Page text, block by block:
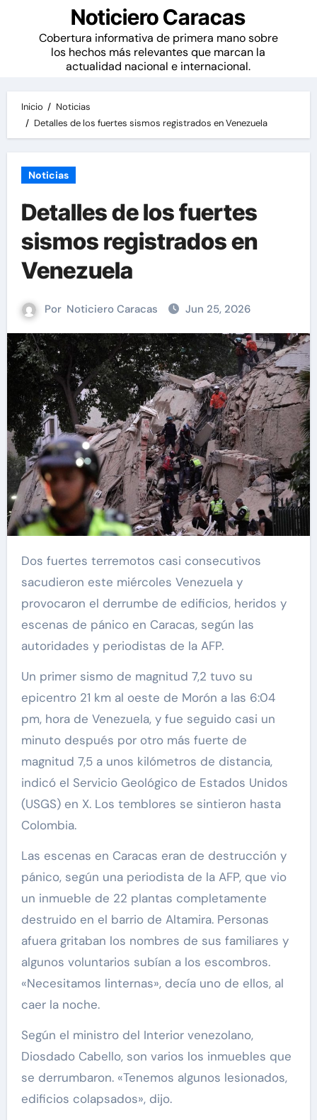
Noticiero Caracas
Cobertura informativa de primera mano sobre
los hechos más relevantes que marcan la
actualidad nacional e internacional.
Inicio
Noticias
Detalles de los fuertes sismos registrados en Venezuela
Noticias
Detalles de los fuertes
sismos registrados en
Venezuela
Por Noticiero Caracas Jun 25, 2026
Dos fuertes terremotos casi consecutivos
sacudieron este miércoles Venezuela y
provocaron el derrumbe de edificios, heridos y
escenas de pánico en Caracas, según las
autoridades y periodistas de la AFP.
Un primer sismo de magnitud 7,2 tuvo su
epicentro 21 km al oeste de Morón a las 6:04
pm, hora de Venezuela, y fue seguido casi un
minuto después por otro más fuerte de
magnitud 7,5 a unos kilómetros de distancia,
indicó el Servicio Geológico de Estados Unidos
(USGS) en X. Los temblores se sintieron hasta
Colombia.
Las escenas en Caracas eran de destrucción y
pánico, según una periodista de la AFP, que vio
un inmueble de 22 plantas completamente
destruido en el barrio de Altamira. Personas
afuera gritaban los nombres de sus familiares y
algunos voluntarios subían a los escombros.
«Necesitamos linternas», decía uno de ellos, al
caer la noche.
Según el ministro del Interior venezolano,
Diosdado Cabello, son varios los inmuebles que
se derrumbaron. «Tenemos algunos lesionados,
edificios colapsados», dijo.